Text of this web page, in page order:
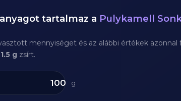
tartalmaz a Pulykamell
mennyiséget és az alábbi értékek azonnal
1.5 g zsírt.
g